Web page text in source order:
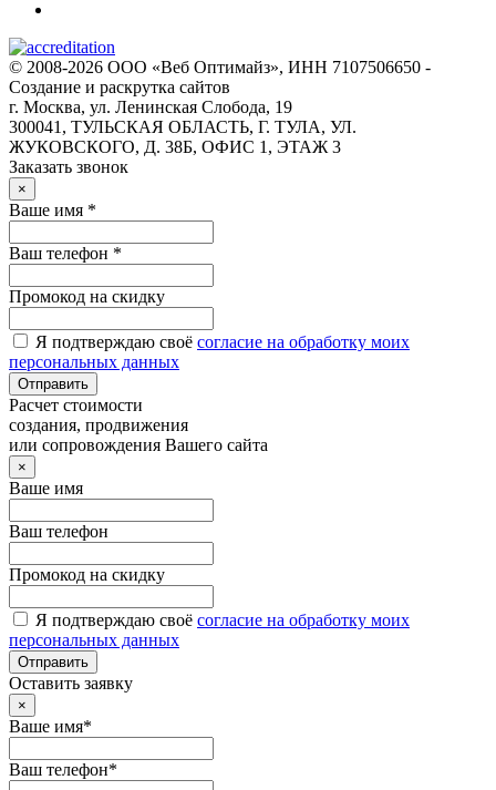
© 2008-2026 ООО «Веб Оптимайз», ИНН 7107506650 -
Создание и раскрутка сайтов
г. Москва, ул. Ленинская Слобода, 19
300041, ТУЛЬСКАЯ ОБЛАСТЬ, Г. ТУЛА, УЛ.
ЖУКОВСКОГО, Д. 38Б, ОФИС 1, ЭТАЖ 3
Заказать звонок
×
Ваше имя *
Ваш телефон *
Промокод на скидку
Я подтверждаю своё согласие на обработку моих
персональных данных
Отправить
Расчет стоимости
создания, продвижения
или сопровождения Вашего сайта
×
Ваше имя
Ваш телефон
Промокод на скидку
Я подтверждаю своё согласие на обработку моих
персональных данных
Отправить
Оставить заявку
×
Ваше имя*
Ваш телефон*